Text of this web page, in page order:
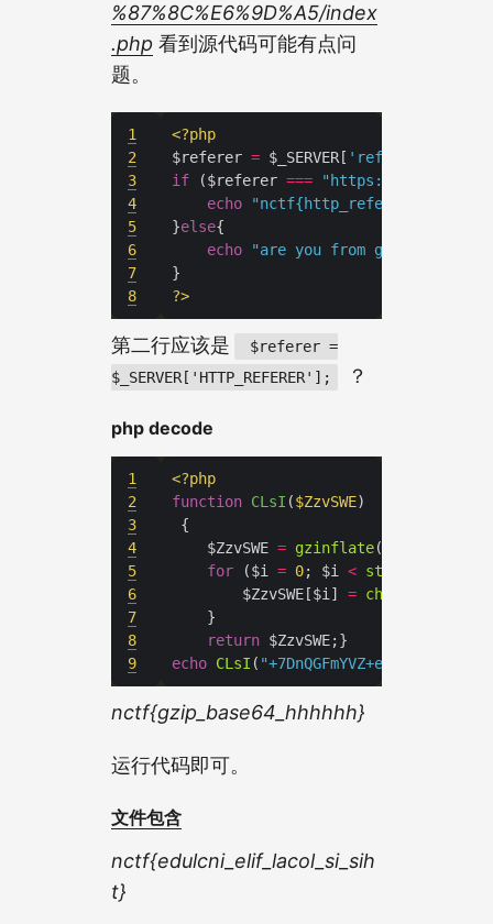
%87%8C%E6%9D%A5/index
.php 看到源代码可能有点问
题。
1
2
3
4
5
6
7
8
<?php
$referer = $_SERVER[ 'referer'
if ($referer ===
"https://
echo
"nctf{http_referer}"
}else
echo
"are you from google?"
?>
第二行应该是
$referer =
$_SERVER['HTTP_REFERER'];
？
php decode
1
2
3
4
5
6
7
8
9
<?php
function CLsI ($ZzvSWE
    $ZzvSWE
= gzinflate(
for ($i = 0; $i < strlen
        $ZzvSWE[$i]
= chr
return
echo CLsI (
nctf{gzip_base64_hhhhhh}
运行代码即可。
文件包含
nctf{edulcni_elif_lacol_si_sih
t}